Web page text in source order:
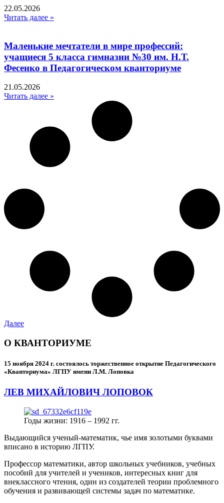
22.05.2026
Читать далее »
Маленькие мечтатели в мире профессий:
учащиеся 5 класса гимназии №30 им. Н.Т.
Фесенко в Педагогическом кванториуме
21.05.2026
Читать далее »
Далее
О КВАНТОРИУМЕ
15 ноября 2024 г. состоялось торжественное открытие Педагогического
«Кванториума» ЛГПУ имени Л.М. Лоповка
ЛЕВ МИХАЙЛОВИЧ ЛОПОВОК
Годы жизни: 1916 – 1992 гг.
Выдающийся ученый-математик, чье имя золотыми буквами
вписано в историю ЛГПУ.
Профессор математики, автор школьных учебников, учебных
пособий для учителей и учеников, интересных книг для
внеклассного чтения, один из создателей теории проблемного
обучения и развивающей системы задач по математике.